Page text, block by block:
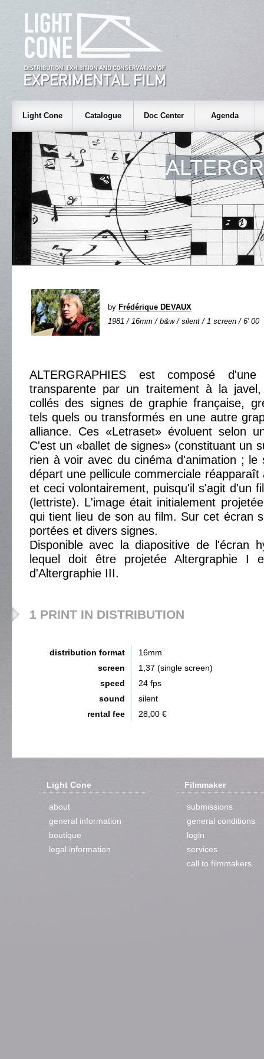
Light Cone Catalogue Doc Center Agenda
by Frédérique DEVAUX
1981 / 16mm / b&w / silent / 1 screen / 6' 00
ALTERGRAPHIES est composé
transparente par un traitement à la
collés des signes de graphie française,
tels quels ou transformés en une autre
alliance. Ces «Letraset» évoluent selon
C'est un «ballet de signes» (constituant un
rien à voir avec du cinéma d'animation ; le
départ une pellicule commerciale réapparaît
et ceci volontairement, puisqu'il s'agit d'un
(lettriste). L'image était initialement
qui tient lieu de son au film. Sur cet écran
portées et divers signes.
Disponible avec la diapositive de l'écran
lequel doit être projetée Altergraphie I
d'Altergraphie III.
1 PRINT IN DISTRIBUTION
distribution format
16mm
screen
1,37 (single screen)
speed
24 fps
sound
silent
rental fee
28,00 €
Light Cone
about
general information
boutique
legal information
Filmmaker
submissions
general conditions
login
services
call to filmmakers